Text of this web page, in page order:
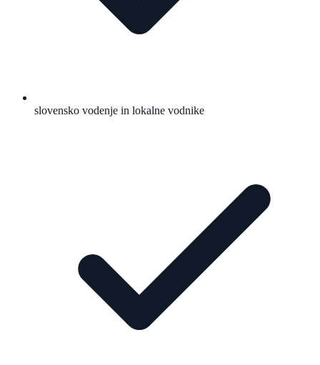
slovensko vodenje in lokalne vodnike